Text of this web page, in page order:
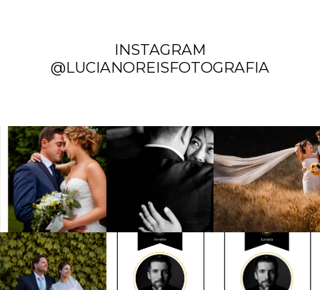
INSTAGRAM
@LUCIANOREISFOTOGRAFIA